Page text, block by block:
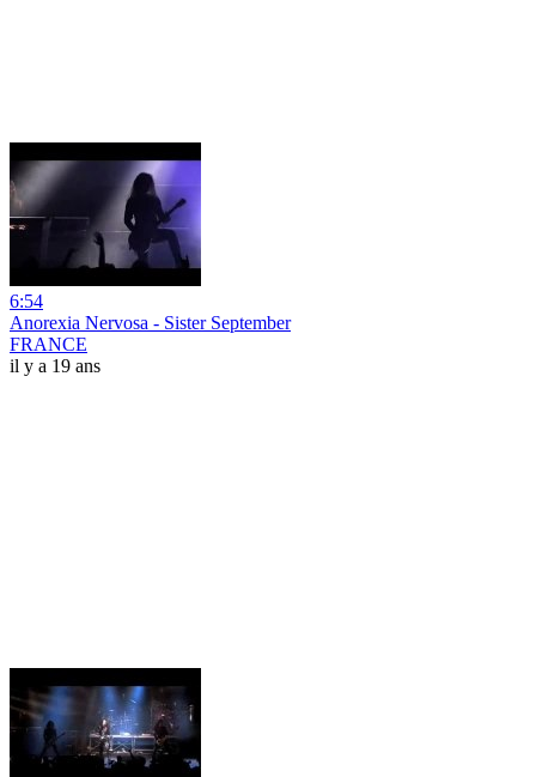
6:54
Anorexia Nervosa - Sister September
FRANCE
il y a 19 ans